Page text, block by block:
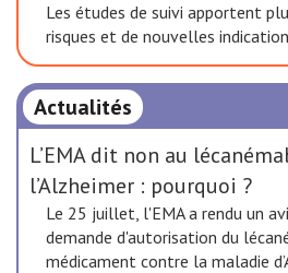
Les études de suivi apportent
risques et de nouvelles
Actualités
L’EMA dit non au
l’Alzheimer : pourquoi ?
Le 25 juillet, l'EMA a rendu un
demande d'autorisation du
médicament contre la maladie